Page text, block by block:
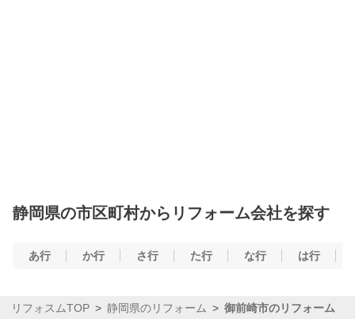
静岡県の市区町村からリフォーム会社を探す
あ行 か行 さ行 た行 な行 は行
リフォスムTOP 静岡県のリフォーム 御前崎市のリフォーム